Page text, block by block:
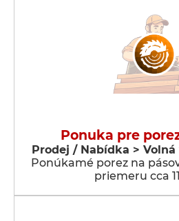
Ponuka pre
Prodej / Nabídka >
Ponúkamé porez na
priemeru cca